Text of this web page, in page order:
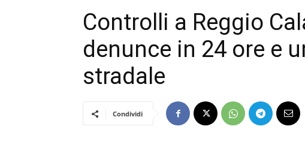
Controlli a Reggio
denunce in 24 ore e
stradale
Condividi